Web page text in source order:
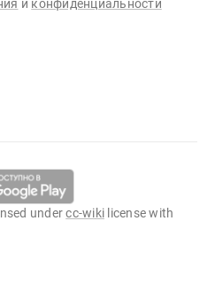
и конфиденциальности
undercc-wiki license with